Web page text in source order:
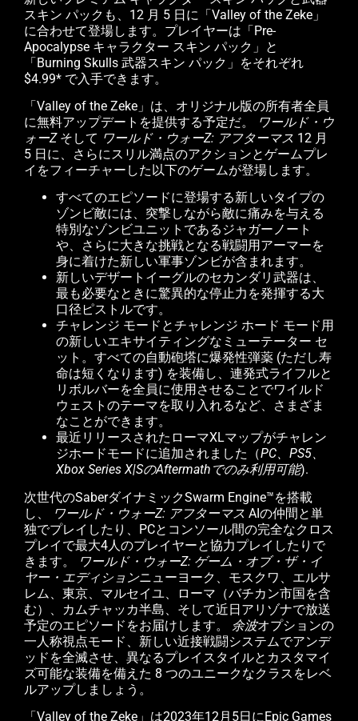
スキン パックも、12 月 5 日に「Valley of the Zeke」
に合わせて登場します。プレイヤーは「Pre-
Apocalypse キャラクター スキン パック」と
「Burning Skulls 武器スキン パック」をそれぞれ
$4.99* で入手できます。
「Valley of the Zeke」は、オリジナル版の所有者全員
に無料アップデートを提供する予定だ。
ワールド・ウ
ォーZ そして ワールド・ウォーZ: アフターマス 12 月
5 日に、さらにスリル満点のアクションとゲームプレ
イをフィーチャーした以下のゲームが登場します。
すべてのエピソードに登場する新しいタイプの
ゾンビ敵には、突撃しながら敵に痛みを与える
特別なゾンビユニットであるジャガーノート
や、さらに大きな挑戦となる戦闘用アーマーを
身に着けた新しい軍事ゾンビが含まれます。
新しいデザートイーグルのセカンダリ武器は、
最も必要なときに驚異的な停止力を発揮する大
口径ピストルです。
チャレンジ モードとチャレンジ ホード モード用
の新しいエキサイティングなミューテーター セ
ット。すべての自動砲塔に爆発性弾薬 (ただし寿
命は短くなります) を装備し、連発式ライフルと
リボルバーを全員に使用させることでワイルド
ウェストのテーマを取り入れるなど、さまざま
なことができます。
最近リリースされたローマXLマップがチャレン
ジホードモードに追加されました（PC、PS5、
Xbox Series X|SのAftermathでのみ利用可能).
次世代のSaberダイナミックSwarm Engine™を搭載
し、
ワールド・ウォーZ: アフターマス AIの仲間と単
独でプレイしたり、PCとコンソール間の完全なクロス
プレイで最大4人のプレイヤーと協力プレイしたりで
きます。
ワールド・ウォーZ: ゲーム・オブ・ザ・イ
ヤー・エディションニューヨーク、モスクワ、エルサ
レム、東京、マルセイユ、ローマ（バチカン市国を含
む）、カムチャッカ半島、そして近日アリゾナで放送
予定のエピソードをお届けします。 余波オプションの
一人称視点モード、新しい近接戦闘システムでアンデ
ッドを全滅させ、異なるプレイスタイルとカスタマイ
ズ可能な装備を備えた 8 つのユニークなクラスをレベ
ルアップしましょう。
「Valley of the Zeke」は2023年12月5日にEpic Games